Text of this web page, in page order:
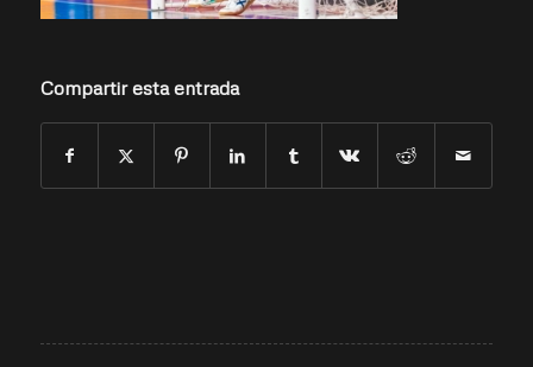
Compartir esta entrada